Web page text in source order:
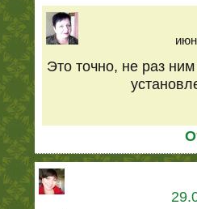
Это точно, не раз